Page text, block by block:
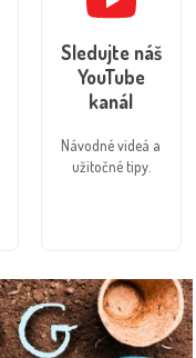
Sledujte náš
YouTube
kanál
Návodné videá a
užitočné tipy.